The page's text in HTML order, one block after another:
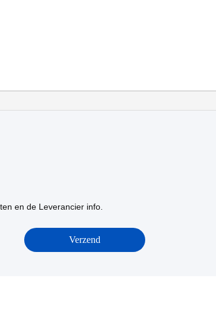
en de Leverancier info.